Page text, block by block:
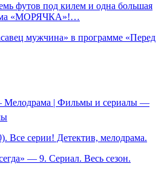
футов под килем и одна большая
«МОРЯЧКА»!…
мужчина» в программе «Перед
Мелодрама | Фильмы и сериалы —
Все серии! Детектив, мелодрама.
— 9. Сериал. Весь сезон.